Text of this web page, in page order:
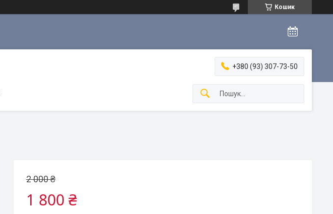
Кошик
+380 (93) 307-73-50
2 000 ₴
1 800 ₴